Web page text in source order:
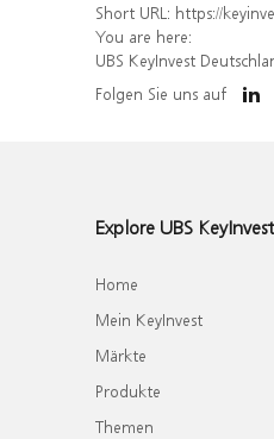
Short URL: https://keyinvest-
You are here:
UBS KeyInvest
Folgen Sie uns auf
Explore UBS KeyInvest
Home
Mein KeyInvest
Märkte
Produkte
Themen